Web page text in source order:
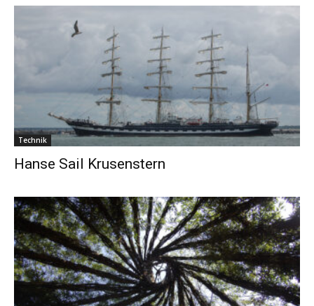
Technik
Hanse Sail Krusenstern